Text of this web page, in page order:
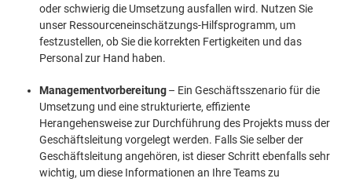
oder schwierig die Umsetzung ausfallen wird. Nutzen Sie
unser Ressourceneinschätzungs-Hilfsprogramm, um
festzustellen, ob Sie die korrekten Fertigkeiten und das
Personal zur Hand haben.
Managementvorbereitung– Ein Geschäftsszenario für die
Umsetzung und eine strukturierte, effiziente
Herangehensweise zur Durchführung des Projekts muss der
Geschäftsleitung vorgelegt werden. Falls Sie selber der
Geschäftsleitung angehören, ist dieser Schritt ebenfalls sehr
wichtig, um diese Informationen an Ihre Teams zu